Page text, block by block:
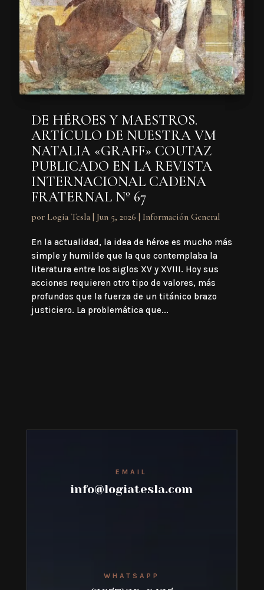
DE HÉROES Y MAESTROS.
ARTÍCULO DE NUESTRA VM
NATALIA «GRAFF» COUTAZ
PUBLICADO EN LA REVISTA
INTERNACIONAL CADENA
FRATERNAL Nº 67
por Logia Tesla| Jun 5, 2026 | Información General
En la actualidad, la idea de héroe es mucho más
simple y humilde que la que contemplaba la
literatura entre los siglos XV y XVIII. Hoy sus
acciones requieren otro tipo de valores, más
profundos que la fuerza de un titánico brazo
justiciero. La problemática que...
EMAIL
info@logiatesla.com
WHATSAPP